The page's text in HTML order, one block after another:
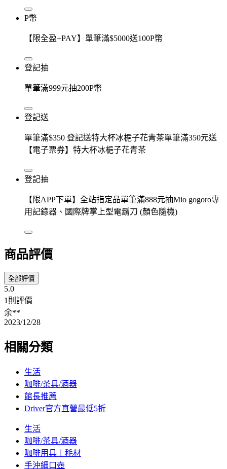
P幣
【限全盈+PAY】單筆滿$5000送100P幣
登記抽
單筆滿999元抽200P幣
登記送
單筆滿$350 登記送特大杯冰梔子花青茶單筆滿350元送
【電子票券】特大杯冰梔子花青茶
登記抽
【限APP下單】全站指定品單筆滿888元抽Mio gogoro專
用記錄器、國際牌掌上型電鬍刀 (顏色隨機)
商品評價
全部評價
5.0
1則評價
余**
2023/12/28
相關分類
生活
咖啡/茶具/酒器
館長推薦
Driver官方直營最低5折
生活
咖啡/茶具/酒器
咖啡用具︱秏材
手沖細口壺